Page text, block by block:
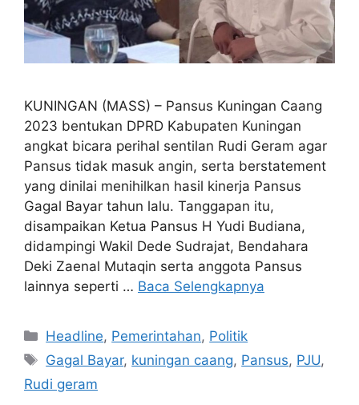
KUNINGAN (MASS) – Pansus Kuningan Caang
2023 bentukan DPRD Kabupaten Kuningan
angkat bicara perihal sentilan Rudi Geram agar
Pansus tidak masuk angin, serta berstatement
yang dinilai menihilkan hasil kinerja Pansus
Gagal Bayar tahun lalu. Tanggapan itu,
disampaikan Ketua Pansus H Yudi Budiana,
didampingi Wakil Dede Sudrajat, Bendahara
Deki Zaenal Mutaqin serta anggota Pansus
lainnya seperti … Baca Selengkapnya
Kategori
Headline, Pemerintahan, Politik
Tag
Gagal Bayar, kuningan caang, Pansus, PJU,
Rudi geram